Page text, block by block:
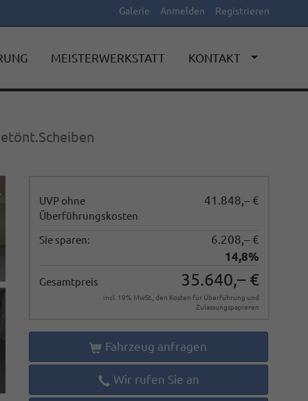
Galerie Anmelden Registrieren
MEISTERWERKSTATT KONTAKT
UVP ohne
Überführungskosten
41.848,– €
Sie sparen:
6.208,– €
14,8%
Gesamtpreis 35.640,– €
incl. 19% MwSt., den Kosten für Überführung und
Zulassungspapieren
Fahrzeug anfragen
Wir rufen Sie an